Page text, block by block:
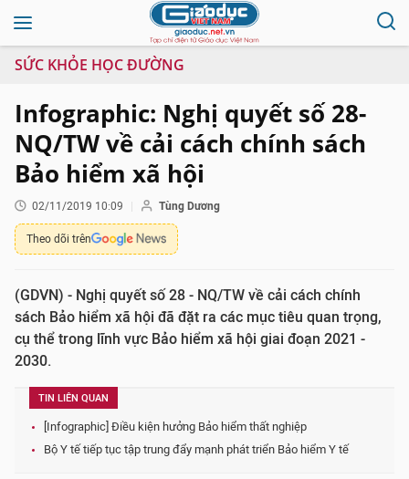
SỨC KHỎE HỌC ĐƯỜNG
Infographic: Nghị quyết số 28-
NQ/TW về cải cách chính sách
Bảo hiểm xã hội
02/11/2019 10:09 Tùng Dương
Theo dõi trên
(GDVN) - Nghị quyết số 28 - NQ/TW về cải cách chính
sách Bảo hiểm xã hội đã đặt ra các mục tiêu quan trọng,
cụ thể trong lĩnh vực Bảo hiểm xã hội giai đoạn 2021 -
2030.
TIN LIÊN QUAN
[Infographic] Điều kiện hưởng Bảo hiểm thất nghiệp
Bộ Y tế tiếp tục tập trung đẩy mạnh phát triển Bảo hiểm Y tế